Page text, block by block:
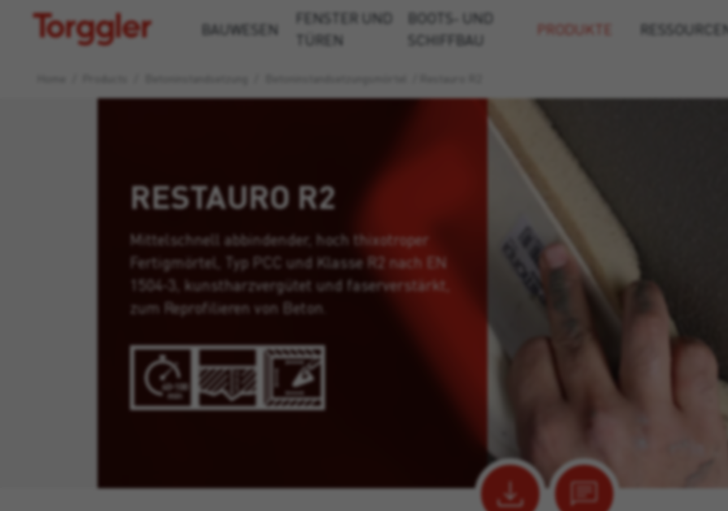
Torggler BAUWESEN
FENSTER UND
TÜREN
BOOTS- UND
SCHIFFBAU
PRODUKTE
RESTAURO R2
Mittelschnell abbindender, hoch thixotroper
Fertigmörtel, Typ PCC und Klasse R2 nach EN
1504-3, kunstharzvergütet und faserverstärkt,
zum Reprofilieren von Beton.